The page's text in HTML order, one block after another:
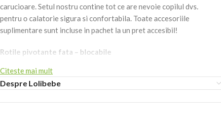
carucioare. Setul nostru contine tot ce are nevoie copilul dvs.
pentru o calatorie sigura si confortabila. Toate accesoriile
suplimentare sunt incluse in pachet la un pret accesibil!
Rotile pivotante fata – blocabile
Cu roti pivotante pe fata este usor sa manevrati caruciorul, sa luati
curbe stranse sau sa faceti cumparaturi intr-un mall. Iar daca doriti
Citeste mai mult
Despre Lolibebe